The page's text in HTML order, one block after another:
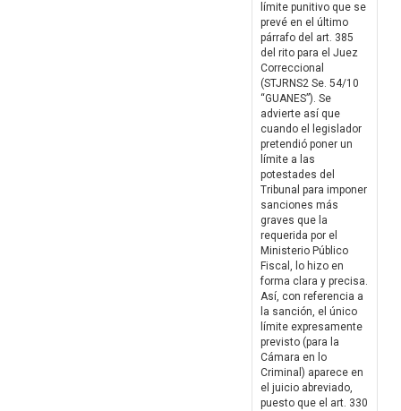
límite punitivo que se
prevé en el último
párrafo del art. 385
del rito para el Juez
Correccional
(STJRNS2 Se. 54/10
“GUANES”). Se
advierte así que
cuando el legislador
pretendió poner un
límite a las
potestades del
Tribunal para imponer
sanciones más
graves que la
requerida por el
Ministerio Público
Fiscal, lo hizo en
forma clara y precisa.
Así, con referencia a
la sanción, el único
límite expresamente
previsto (para la
Cámara en lo
Criminal) aparece en
el juicio abreviado,
puesto que el art. 330